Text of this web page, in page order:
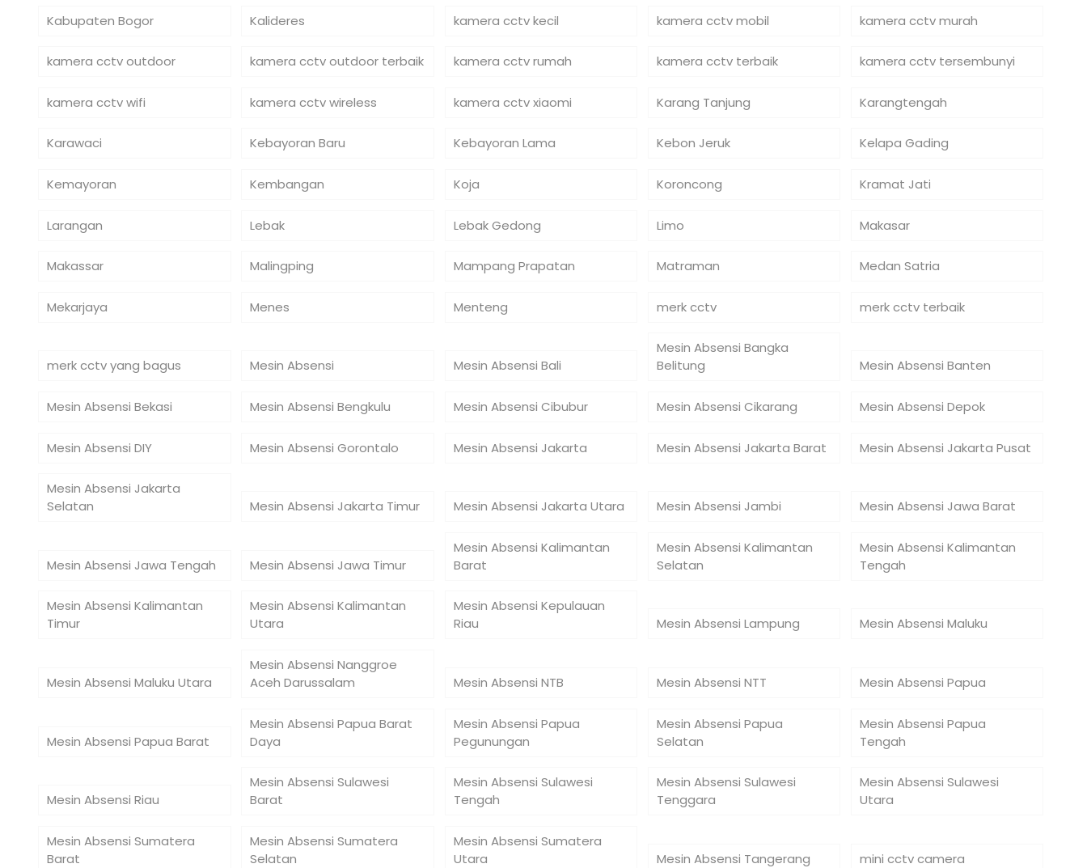
Kabupaten Bogor Kalideres kamera cctv kecil kamera cctv mobil kamera cctv murah
kamera cctv outdoor kamera cctv outdoor terbaik kamera cctv rumah kamera cctv terbaik kamera cctv tersembunyi
kamera cctv wifi kamera cctv wireless kamera cctv xiaomi Karang Tanjung Karangtengah
Karawaci Kebayoran Baru Kebayoran Lama Kebon Jeruk Kelapa Gading
Kemayoran Kembangan Koja Koroncong Kramat Jati
Larangan Lebak Lebak Gedong Limo Makasar
Makassar Malingping Mampang Prapatan Matraman Medan Satria
Mekarjaya Menes Menteng merk cctv merk cctv terbaik
merk cctv yang bagus Mesin Absensi Mesin Absensi Bali
Mesin Absensi Bangka
Belitung
Mesin Absensi Banten
Mesin Absensi Bekasi Mesin Absensi Bengkulu Mesin Absensi Cibubur Mesin Absensi Cikarang Mesin Absensi Depok
Mesin Absensi DIY Mesin Absensi Gorontalo Mesin Absensi Jakarta Mesin Absensi Jakarta Barat Mesin Absensi Jakarta Pusat
Mesin Absensi Jakarta
Selatan
Mesin Absensi Jakarta Timur Mesin Absensi Jakarta Utara Mesin Absensi Jambi Mesin Absensi Jawa Barat
Mesin Absensi Jawa Tengah Mesin Absensi Jawa Timur
Mesin Absensi Kalimantan
Barat
Mesin Absensi Kalimantan
Selatan
Mesin Absensi Kalimantan
Tengah
Mesin Absensi Kalimantan
Timur
Mesin Absensi Kalimantan
Utara
Mesin Absensi Kepulauan
Riau
Mesin Absensi Lampung Mesin Absensi Maluku
Mesin Absensi Maluku Utara
Mesin Absensi Nanggroe
Aceh Darussalam
Mesin Absensi NTB Mesin Absensi NTT Mesin Absensi Papua
Mesin Absensi Papua Barat
Mesin Absensi Papua Barat
Daya
Mesin Absensi Papua
Pegunungan
Mesin Absensi Papua
Selatan
Mesin Absensi Papua
Tengah
Mesin Absensi Riau
Mesin Absensi Sulawesi
Barat
Mesin Absensi Sulawesi
Tengah
Mesin Absensi Sulawesi
Tenggara
Mesin Absensi Sulawesi
Utara
Mesin Absensi Sumatera
Barat
Mesin Absensi Sumatera
Selatan
Mesin Absensi Sumatera
Utara
Mesin Absensi Tangerang mini cctv camera